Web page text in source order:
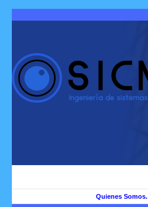
Quienes Somos.